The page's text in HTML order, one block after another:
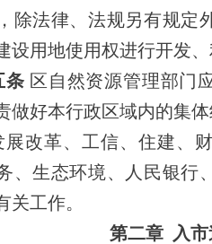
除法律、法规另有规定
设用地使用权进行开发
条 区自然资源管理部门
做好本行政区域内的集
展改革、工信、住建、
、生态环境、人民银行
关工作。
第二章 入